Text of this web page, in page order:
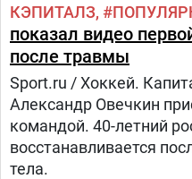
КЭПИТАЛЗ
показал видео
после травмы
Sport.ru / Хоккей.
Александр Овечкин
командой. 40-летний
восстанавливается
тела.